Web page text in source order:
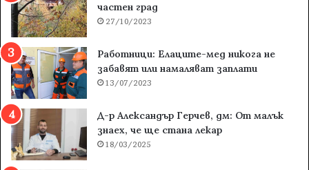
частен град
27/10/2023
Работници: Елаците-мед никога не
забавят или намаляват заплати
13/07/2023
Д-р Александър Герчев, дм: От малък
знаех, че ще стана лекар
18/03/2025